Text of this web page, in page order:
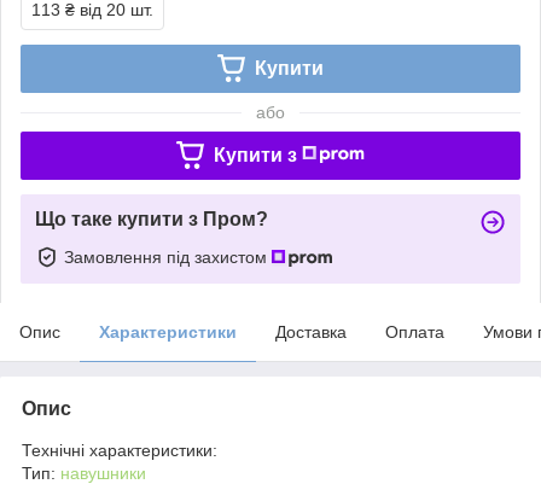
113 ₴ від 20 шт.
Купити
або
Купити з
Що таке купити з Пром?
Замовлення під захистом
Опис Характеристики Доставка Оплата Умови
Опис
Технічні характеристики:
Тип: навушники